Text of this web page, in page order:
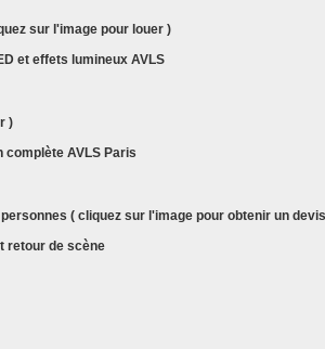
sur l'image pour louer )
)
( cliquez sur l'image pour obtenir un